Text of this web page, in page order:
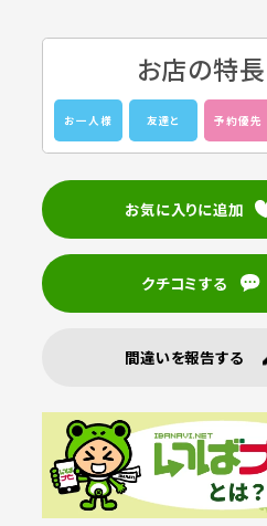
お店の特長
お一人様 友達と 予約優先
お気に入りに追加
クチコミする
間違いを報告する